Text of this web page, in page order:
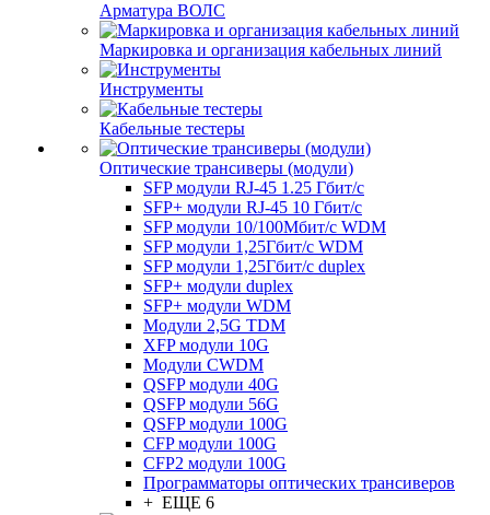
Арматура ВОЛС
Маркировка и организация кабельных линий
Инструменты
Кабельные тестеры
Оптические трансиверы (модули)
SFP модули RJ-45 1.25 Гбит/c
SFP+ модули RJ-45 10 Гбит/c
SFP модули 10/100Мбит/с WDM
SFP модули 1,25Гбит/с WDM
SFP модули 1,25Гбит/с duplex
SFP+ модули duplex
SFP+ модули WDM
Модули 2,5G TDM
XFP модули 10G
Модули CWDM
QSFP модули 40G
QSFP модули 56G
QSFP модули 100G
CFP модули 100G
CFP2 модули 100G
Программаторы оптических трансиверов
+ ЕЩЕ 6